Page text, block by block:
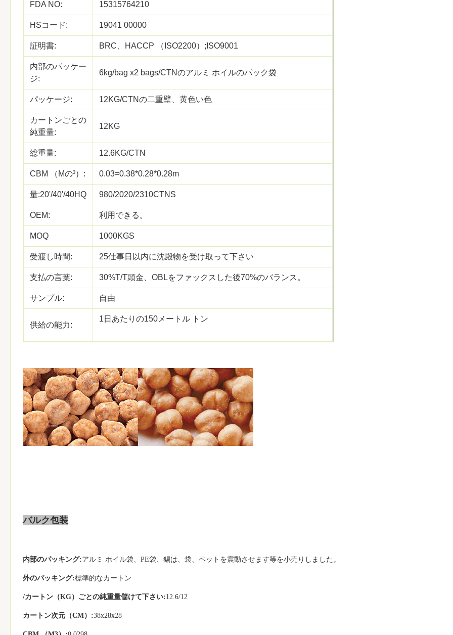
FDA NO: 15315764210
HSコード: 19041 00000
証明書: BRC、HACCP （ISO2200）;ISO9001
内部のパッケー
ジ:
6kg/bag x2 bags/CTNのアルミ ホイルのパック袋
パッケージ: 12KG/CTNの二重壁、黄色い色
カートンごとの
純重量:
12KG
総重量: 12.6KG/CTN
CBM （Mの³）: 0.03=0.38*0.28*0.28m
量:20'/40'/40HQ 980/2020/2310CTNS
OEM: 利用できる。
MOQ 1000KGS
受渡し時間: 25仕事日以内に沈殿物を受け取って下さい
支払の言葉: 30%T/T頭金、OBLをファックスした後70%のバランス。
サンプル: 自由
供給の能力:
1日あたりの150メートル トン
バルク包装
内部のパッキング:アルミ ホイル袋、PE袋、錫は、袋、ペットを震動させます等を小売りしました。
外のパッキング:標準的なカートン
/カートン（KG）ごとの純重量儲けて下さい:12.6/12
カートン次元（CM）:38x28x28